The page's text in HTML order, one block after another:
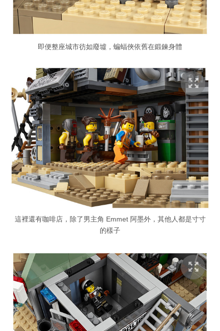
即便整座城市彷如廢墟，蝙蝠俠依舊在鍛鍊身體
這裡還有咖啡店，除了男主角 Emmet 阿墨外，其他人都是寸寸
的樣子